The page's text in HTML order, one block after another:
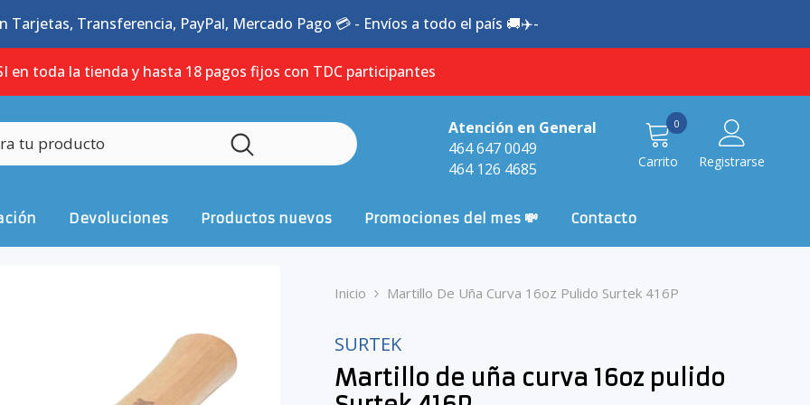
Tarjetas, Transferencia, PayPal, Mercado Pago 💳 - Envíos a todo el país 🚚✈️-
en toda la tienda y hasta 18 pagos fijos con TDC participantes
Atención en General
464 647 0049
464 126 4685
Carrito
00
Registrarse
Devoluciones Productos nuevos Promociones del mes 💸 Contacto
Inicio Martillo De Uña Curva 16oz Pulido Surtek 416P
SURTEK
Martillo de uña curva 16oz pulido